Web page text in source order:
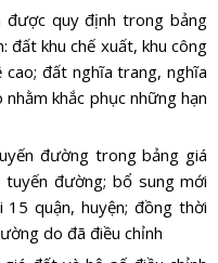
quy định trong bảng
đất khu chế xuất, khu công
đất nghĩa trang, nghĩa
khắc phục những hạn
đường trong bảng giá
đường; bổ sung mới
quận, huyện; đồng thời
do đã điều chỉnh